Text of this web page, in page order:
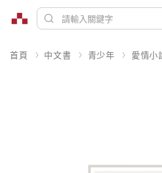
首頁 中文書 青少年 愛情小